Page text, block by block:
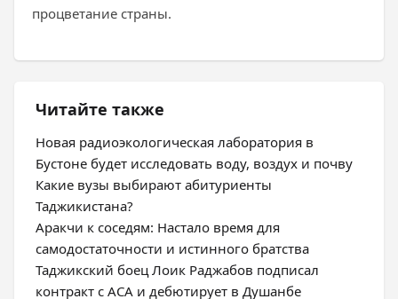
процветание страны.
Читайте также
Новая радиоэкологическая лаборатория в
Бустоне будет исследовать воду, воздух и почву
Какие вузы выбирают абитуриенты
Таджикистана?
Аракчи к соседям: Настало время для
самодостаточности и истинного братства
Таджикский боец Лоик Раджабов подписал
контракт с ACA и дебютирует в Душанбе